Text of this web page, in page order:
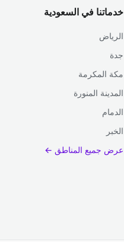
خدماتنا في السعودية
الرياض
جدة
مكة المكرمة
المدينة المنورة
الدمام
الخبر
عرض جميع المناطق ←